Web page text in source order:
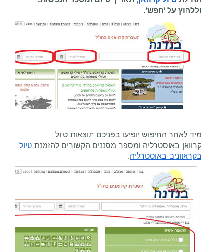
וללחוץ על 'חפש'.
מיד לאחר החיפוש יופיעו בפניכם תוצאות טיול
קרוואן באוסטרליה ומספר מסננים הקשורים להזמנת טיול
בקראוונים באוסטרליה.